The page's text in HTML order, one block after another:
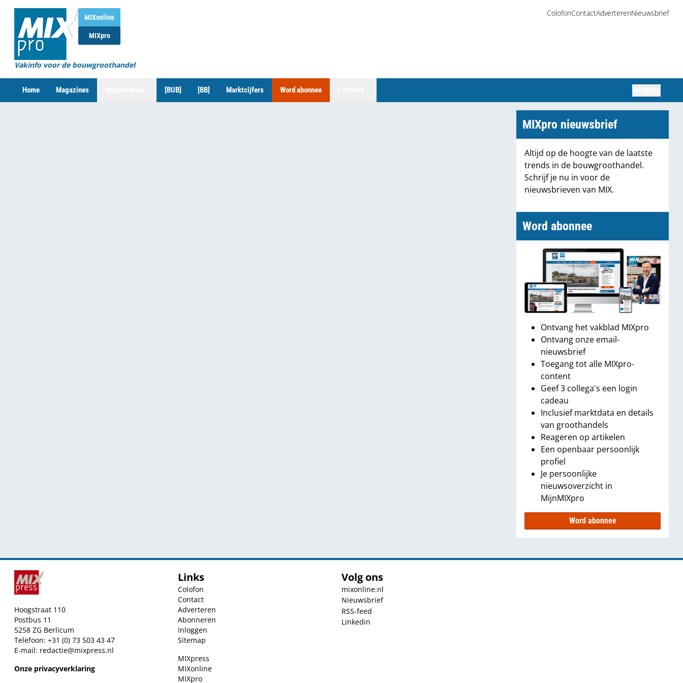
MIXonline
MIXpro
Vakinfo voor de bouwgroothandel
ColofonContactAdverterenNieuwsbrief
Home Magazines [BUB] [BB] Marktcijfers Word abonnee
MIXpro nieuwsbrief
Altijd op de hoogte van de laatste
trends in de bouwgroothandel.
Schrijf je nu in voor de
nieuwsbrieven van MIX.
Word abonnee
Ontvang het vakblad MIXpro
Ontvang onze email-
nieuwsbrief
Toegang tot alle MIXpro-
content
Geef 3 collega's een login
cadeau
Inclusief marktdata en details
van groothandels
Reageren op artikelen
Een openbaar persoonlijk
profiel
Je persoonlijke
nieuwsoverzicht in
MijnMIXpro
Word abonnee
Hoogstraat 110
Postbus 11
5258 ZG Berlicum
Telefoon: +31 (0) 73 503 43 47
E-mail: redactie@mixpress.nl
Onze privacyverklaring
Links
Colofon
Contact
Adverteren
Abonneren
Inloggen
Sitemap
MIXpress
MIXonline
MIXpro
Volg ons
mixonline.nl
Nieuwsbrief
RSS-feed
Linkedin